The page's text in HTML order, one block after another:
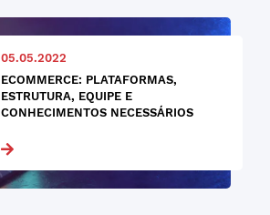
05.05.2022
ECOMMERCE: PLATAFORMAS,
ESTRUTURA, EQUIPE E
CONHECIMENTOS NECESSÁRIOS